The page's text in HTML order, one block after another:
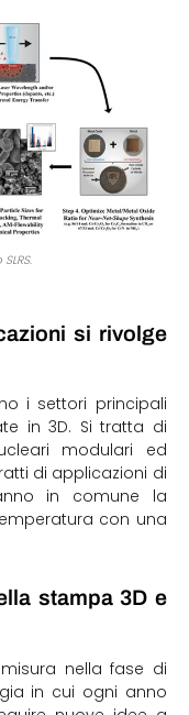
si rivolge
i settori principali
in 3D. Si tratta di
modulari ed
di applicazioni di
in comune la
con una
stampa 3D e
nella fase di
in cui ogni anno